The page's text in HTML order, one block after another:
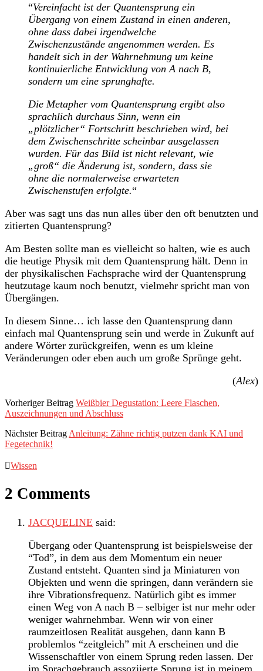
“Vereinfacht ist der Quantensprung ein
Übergang von einem Zustand in einen anderen,
ohne dass dabei irgendwelche
Zwischenzustände angenommen werden. Es
handelt sich in der Wahrnehmung um keine
kontinuierliche Entwicklung von A nach B,
sondern um eine sprunghafte.
Die Metapher vom Quantensprung ergibt also
sprachlich durchaus Sinn, wenn ein
„plötzlicher“ Fortschritt beschrieben wird, bei
dem Zwischenschritte scheinbar ausgelassen
wurden. Für das Bild ist nicht relevant, wie
„groß“ die Änderung ist, sondern, dass sie
ohne die normalerweise erwarteten
Zwischenstufen erfolgte.“
Aber was sagt uns das nun alles über den oft benutzten und
zitierten Quantensprung?
Am Besten sollte man es vielleicht so halten, wie es auch
die heutige Physik mit dem Quantensprung hält. Denn in
der physikalischen Fachsprache wird der Quantensprung
heutzutage kaum noch benutzt, vielmehr spricht man von
Übergängen.
In diesem Sinne… ich lasse den Quantensprung dann
einfach mal Quantensprung sein und werde in Zukunft auf
andere Wörter zurückgreifen, wenn es um kleine
Veränderungen oder eben auch um große Sprünge geht.
(Alex)
Vorheriger Beitrag Weißbier Degustation: Leere Flaschen,
Auszeichnungen und Abschluss
Nächster Beitrag Anleitung: Zähne richtig putzen dank KAI und
Fegetechnik!
Wissen
2 Comments
JACQUELINE said:
Übergang oder Quantensprung ist beispielsweise der
“Tod”, in dem aus dem Momentum ein neuer
Zustand entsteht. Quanten sind ja Miniaturen von
Objekten und wenn die springen, dann verändern sie
ihre Vibrationsfrequenz. Natürlich gibt es immer
einen Weg von A nach B – selbiger ist nur mehr oder
weniger wahrnehmbar. Wenn wir von einer
raumzeitlosen Realität ausgehen, dann kann B
problemlos “zeitgleich” mit A erscheinen und die
Wissenschaftler von einem Sprung reden lassen. Der
im Sprachgebrauch assoziierte Sprung ist in meinem